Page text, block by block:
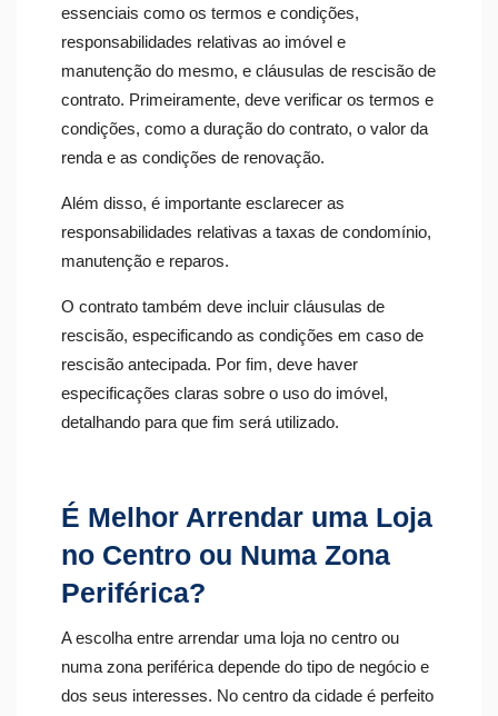
essenciais como os termos e condições,
responsabilidades relativas ao imóvel e
manutenção do mesmo, e cláusulas de rescisão de
contrato. Primeiramente, deve verificar os termos e
condições, como a duração do contrato, o valor da
renda e as condições de renovação.
Além disso, é importante esclarecer as
responsabilidades relativas a taxas de condomínio,
manutenção e reparos.
O contrato também deve incluir cláusulas de
rescisão, especificando as condições em caso de
rescisão antecipada. Por fim, deve haver
especificações claras sobre o uso do imóvel,
detalhando para que fim será utilizado.
É Melhor Arrendar uma Loja
no Centro ou Numa Zona
Periférica?
A escolha entre arrendar uma loja no centro ou
numa zona periférica depende do tipo de negócio e
dos seus interesses. No centro da cidade é perfeito